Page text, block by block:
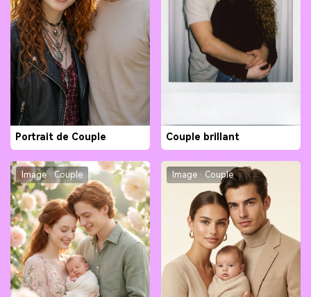
Portrait de Couple Couple brillant
Image · Couple Image · Couple